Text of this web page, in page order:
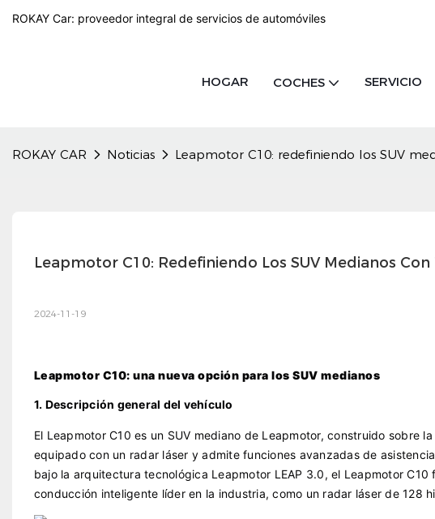
ROKAY Car: proveedor integral de servicios de automóviles
HOGAR COCHES SERVICIO
ROKAY CAR Noticias Leapmotor C10: redefiniendo los SUV
Leapmotor C10: Redefiniendo Los SUV Medianos
2024-11-19
Leapmotor C10: una nueva opción para los SUV medianos
1. Descripción general del vehículo
El Leapmotor C10 es un SUV mediano de Leapmotor, construido
equipado con un radar láser y admite funciones avanzadas de
bajo la arquitectura tecnológica Leapmotor LEAP 3.0, el Leapmotor
conducción inteligente líder en la industria, como un radar láser de 128